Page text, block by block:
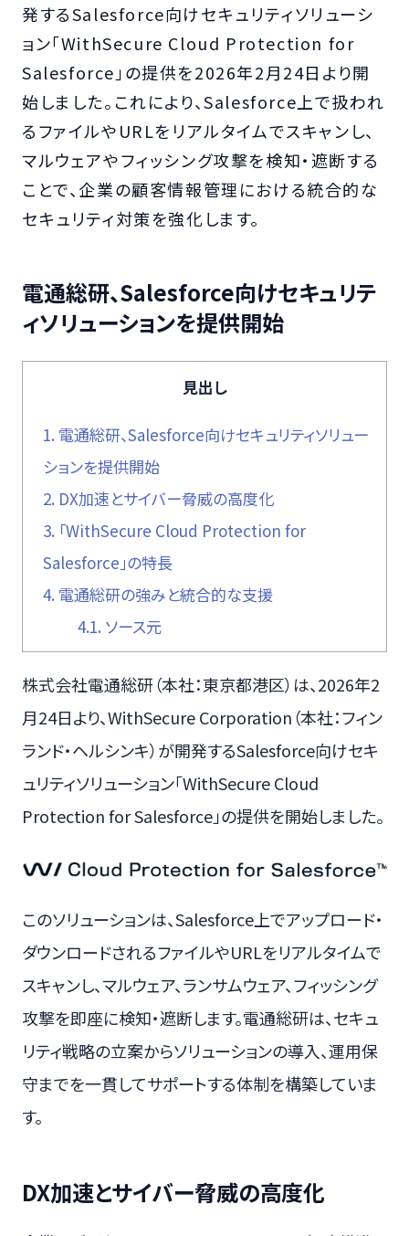
発するSalesforce向けセキュリティソリューシ
ョン「WithSecure Cloud Protection for
Salesforce」の提供を2026年2月24日より開
始しました。これにより、Salesforce上で扱われ
るファイルやURLをリアルタイムでスキャンし、
マルウェアやフィッシング攻撃を検知・遮断する
ことで、企業の顧客情報管理における統合的な
セキュリティ対策を強化します。
電通総研、Salesforce向けセキュリテ
ィソリューションを提供開始
見出し
1. 電通総研、Salesforce向けセキュリティソリュー
ションを提供開始
2. DX加速とサイバー脅威の高度化
3. 「WithSecure Cloud Protection for
Salesforce」の特長
4. 電通総研の強みと統合的な支援
4.1. ソース元
株式会社電通総研（本社：東京都港区）は、2026年2
月24日より、WithSecure Corporation（本社：フィン
ランド・ヘルシンキ）が開発するSalesforce向けセキ
ュリティソリューション「WithSecure Cloud
Protection for Salesforce」の提供を開始しました。
このソリューションは、Salesforce上でアップロード・
ダウンロードされるファイルやURLをリアルタイムで
スキャンし、マルウェア、ランサムウェア、フィッシング
攻撃を即座に検知・遮断します。電通総研は、セキュ
リティ戦略の立案からソリューションの導入、運用保
守までを一貫してサポートする体制を構築していま
す。
DX加速とサイバー脅威の高度化